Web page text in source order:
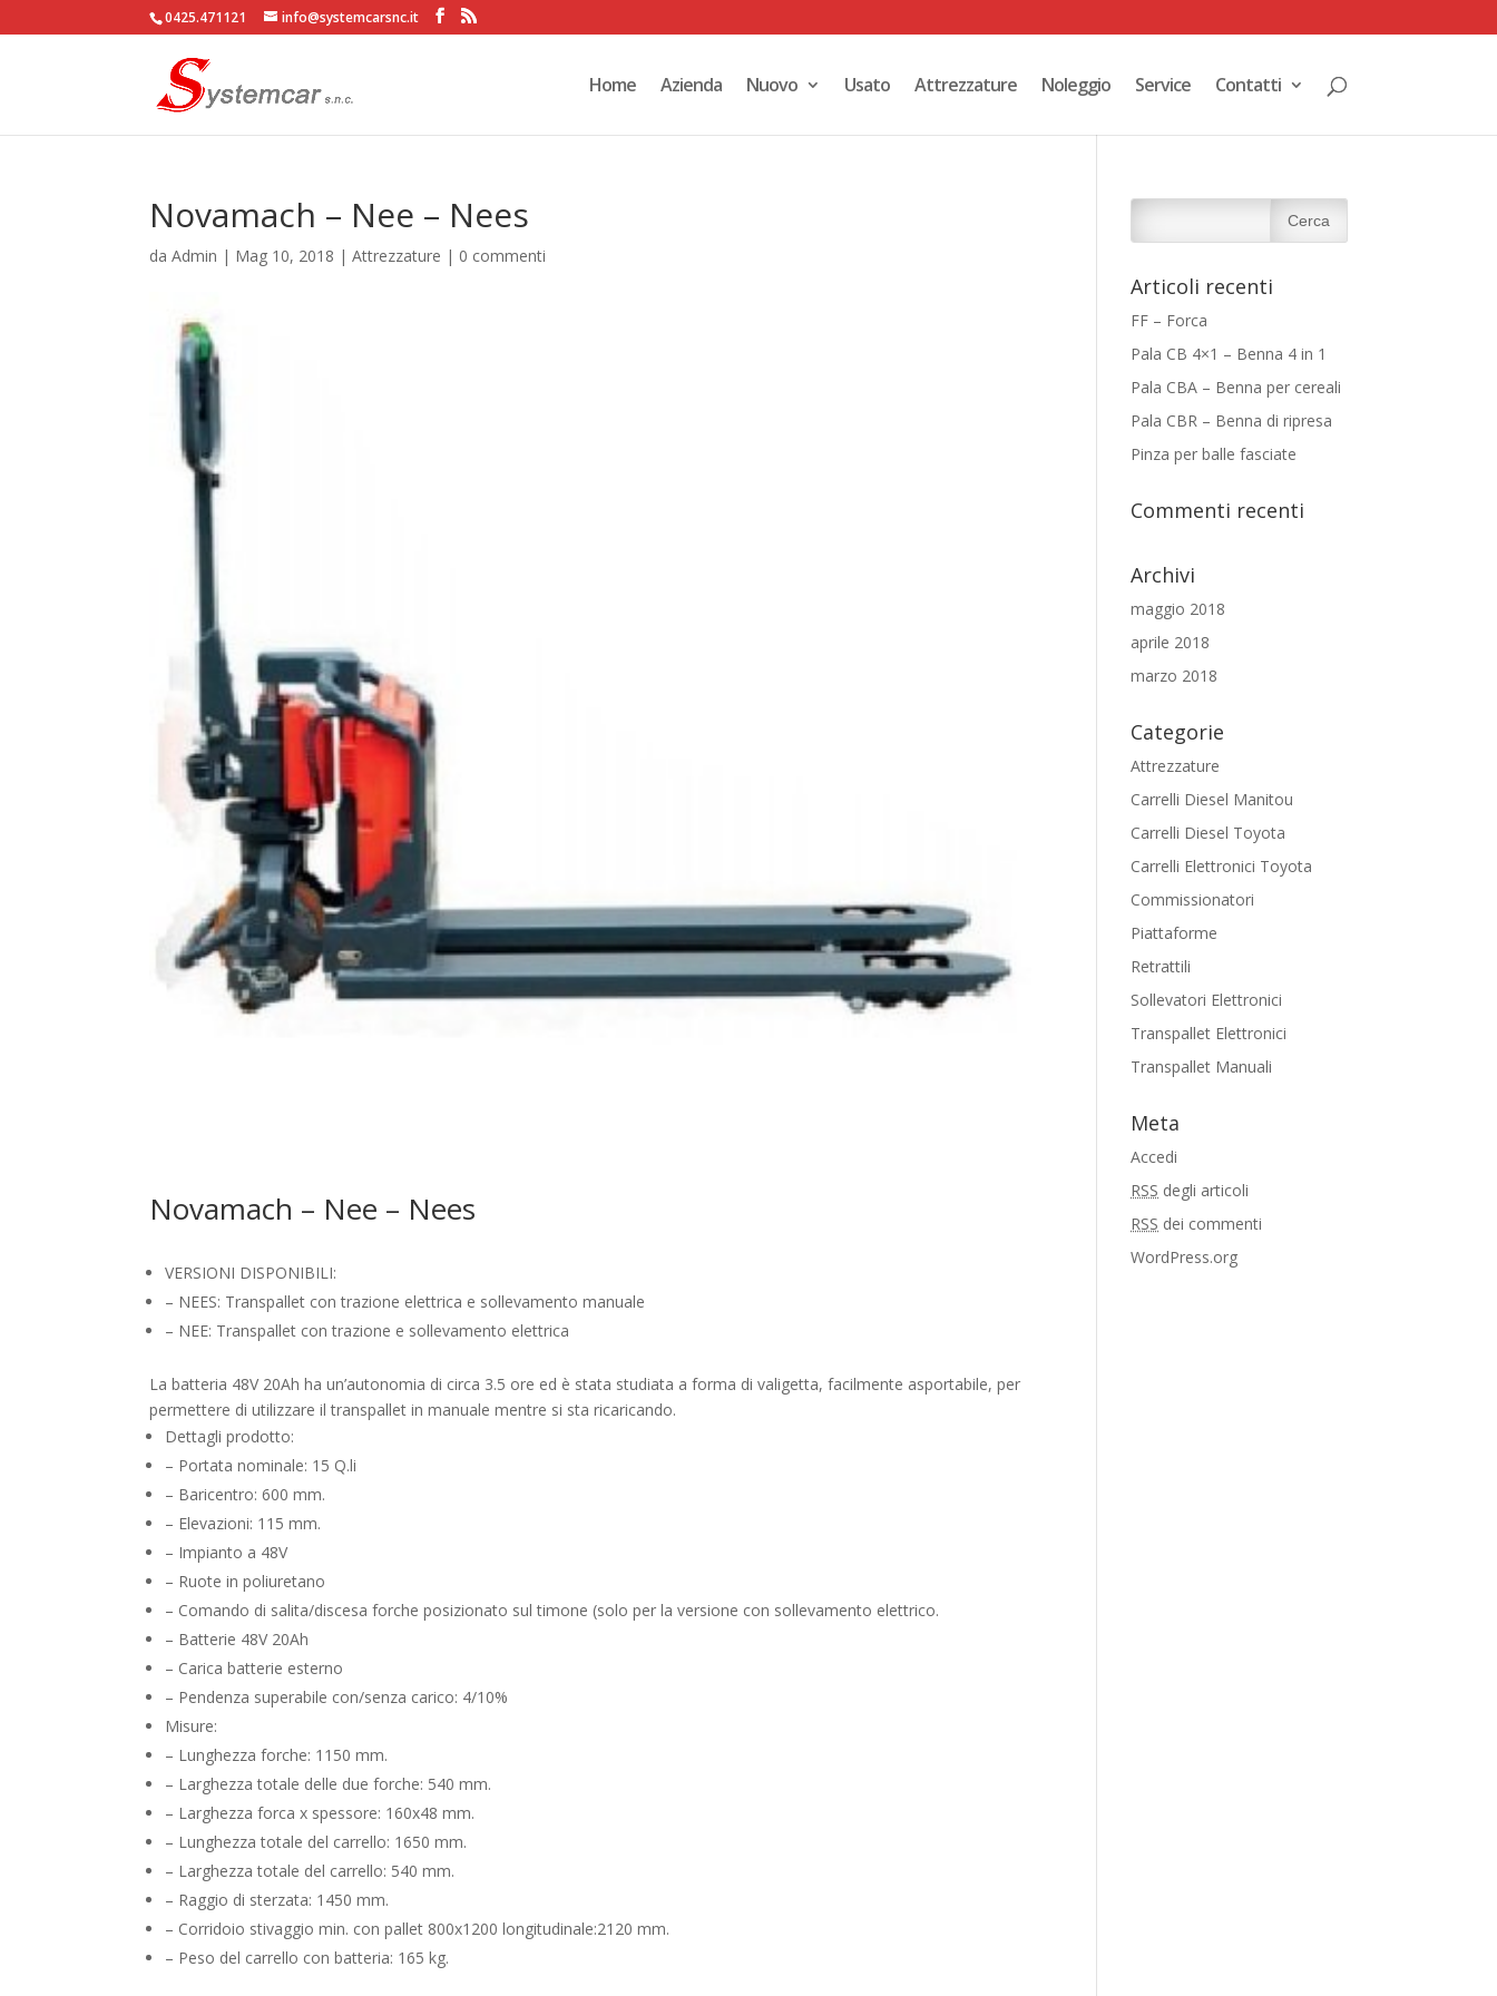
0425.471121 info@systemcarsnc.it
Home Azienda Nuovo Usato Attrezzature Noleggio Service Contatti
Novamach – Nee – Nees
daAdmin | Mag 10, 2018 |Attrezzature | 0 commenti
Novamach – Nee – Nees
VERSIONI DISPONIBILI:
– NEES: Transpallet con trazione elettrica e sollevamento manuale
– NEE: Transpallet con trazione e sollevamento elettrica
La batteria 48V 20Ah ha un’autonomia di circa 3.5 ore ed è stata studiata a forma di valigetta, facilmente asportabile, per
permettere di utilizzare il transpallet in manuale mentre si sta ricaricando.
Dettagli prodotto:
– Portata nominale: 15 Q.li
– Baricentro: 600 mm.
– Elevazioni: 115 mm.
– Impianto a 48V
– Ruote in poliuretano
– Comando di salita/discesa forche posizionato sul timone (solo per la versione con sollevamento elettrico.
– Batterie 48V 20Ah
– Carica batterie esterno
– Pendenza superabile con/senza carico: 4/10%
Misure:
– Lunghezza forche: 1150 mm.
– Larghezza totale delle due forche: 540 mm.
– Larghezza forca x spessore: 160x48 mm.
– Lunghezza totale del carrello: 1650 mm.
– Larghezza totale del carrello: 540 mm.
– Raggio di sterzata: 1450 mm.
– Corridoio stivaggio min. con pallet 800x1200 longitudinale:2120 mm.
– Peso del carrello con batteria: 165 kg.
Articoli recenti
FF – Forca
Pala CB 4×1 – Benna 4 in 1
Pala CBA – Benna per cereali
Pala CBR – Benna di ripresa
Pinza per balle fasciate
Commenti recenti
Archivi
maggio 2018
aprile 2018
marzo 2018
Categorie
Attrezzature
Carrelli Diesel Manitou
Carrelli Diesel Toyota
Carrelli Elettronici Toyota
Commissionatori
Piattaforme
Retrattili
Sollevatori Elettronici
Transpallet Elettronici
Transpallet Manuali
Meta
Accedi
RSS degli articoli
RSS dei commenti
WordPress.org